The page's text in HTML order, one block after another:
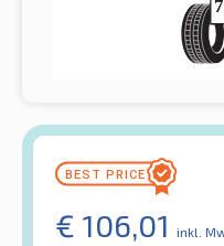
€ 106,01 inkl.